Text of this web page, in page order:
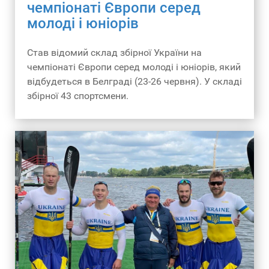
Які рішення прийняті? І «жіночі», і «чоловічі»
збірна України працювала останні два
олімпійських цикли. Керувати процесом в
жіночій збірній залишається Володимир
Соловйов, а Олексій Іванович йому
допомагатиме (до етапів Кубку світу жіночу
байдарку готував головний тренер збірної
України Ігор Нагаєв. –проєкт «ВУ»
Харчування забезпечує Мінмолодьспорт.
чемпіонаті Європи серед
молоді і юніорів
Став відомий склад збірної України на
чемпіонаті Європи серед молоді і юніорів, який
відбудеться в Белграді (23-26 червня). У складі
збірної 43 спортсмени.